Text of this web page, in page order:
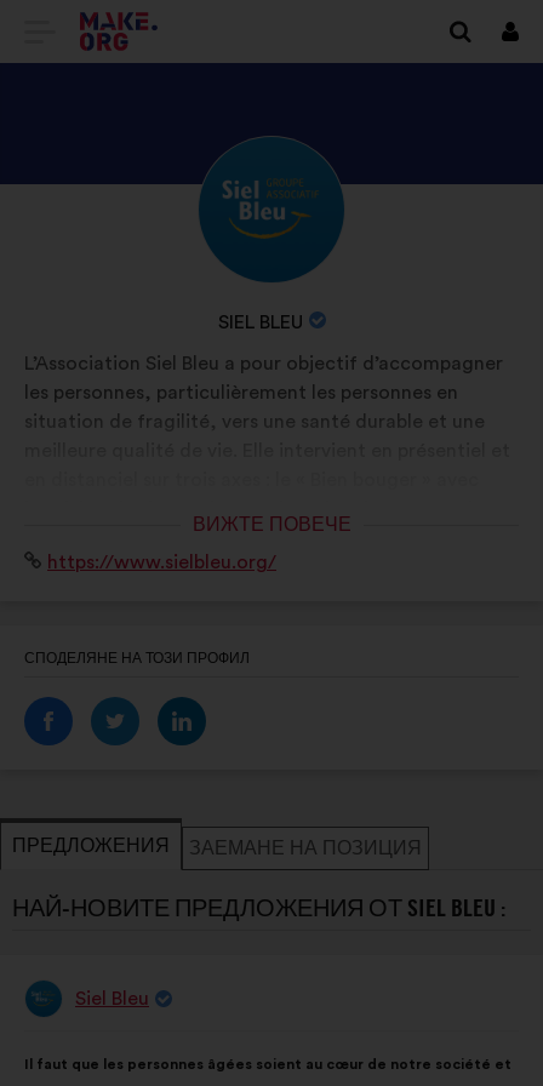
ОТИДЕТЕ
НАЧАЛНАТА
СТРАНИЦА
MAKE.ORG
ВИЖТЕ
ПРОФИЛА
НА
SIEL
ИМЕ
ОРГАНИЗАЦИЯТА:
SIEL BLEU
Биография:
L’Association Siel Bleu a pour objectif d’accompagner
les personnes, particulièrement les personnes en
situation de fragilité, vers une santé durable et une
planète » avec des programmes en mobilité active.
ВИЖТЕ ПОВЕЧЕ
Уебсайт:
https://www.sielbleu.org/
СПОДЕЛЯНЕ НА ТОЗИ ПРОФИЛ
ПРЕДЛОЖЕНИЯ ЗАЕМАНЕ НА ПОЗИЦИЯ
НАЙ-НОВИТЕ ПРЕДЛОЖЕНИЯ ОТ SIEL BLEU :
Предложение
Siel Bleu
на
Il faut que les personnes âgées soient au cœur de notre société et
разпределението